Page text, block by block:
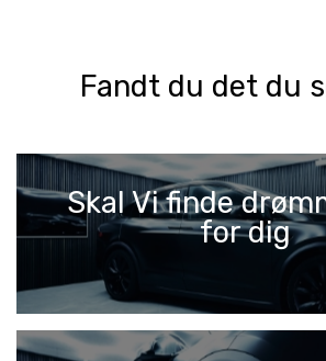
Fandt du det du
Skal Vi finde
for dig